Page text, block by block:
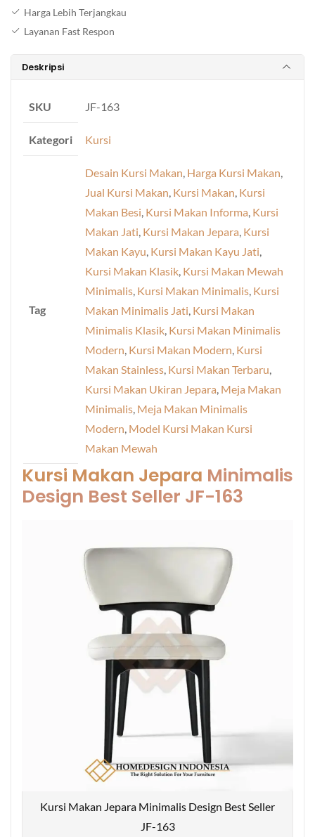
Harga Lebih Terjangkau
Layanan Fast Respon
Deskripsi
SKU JF-163
Kategori Kursi
Tag
Desain Kursi Makan Harga Kursi Makan
Jual Kursi Makan Kursi Makan Kursi
Makan Besi Kursi Makan Informa Kursi
Makan Jati Kursi Makan Jepara Kursi
Makan Kayu Kursi Makan Kayu Jati
Kursi Makan Klasik Kursi Makan Mewah
Minimalis Kursi Makan Minimalis Kursi
Makan Minimalis Jati Kursi Makan
Minimalis Klasik Kursi Makan Minimalis
Modern Kursi Makan Modern Kursi
Makan Stainless Kursi Makan Terbaru
Kursi Makan Ukiran Jepara Meja Makan
Minimalis Meja Makan Minimalis
Modern Model Kursi Makan Kursi
Makan Mewah
Kursi Makan Jepara Minimalis
Design Best Seller JF-163
Kursi Makan Jepara Minimalis Design Best Seller
JF-163